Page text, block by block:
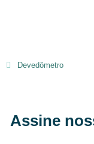
Devedômetro
Assine